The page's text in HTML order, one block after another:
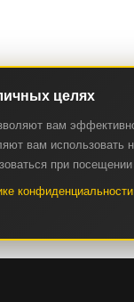
целях
вам
вам использовать
при посещении
конфиденциальности